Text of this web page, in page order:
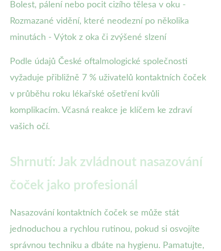
Bolest, pálení nebo pocit cizího tělesa v oku -
Rozmazané vidění, které neodezní po několika
minutách - Výtok z oka či zvýšené slzení
Podle údajů České oftalmologické společnosti
vyžaduje přibližně 7 % uživatelů kontaktních čoček
v průběhu roku lékařské ošetření kvůli
komplikacím. Včasná reakce je klíčem ke zdraví
vašich očí.
Shrnutí: Jak zvládnout nasazování
čoček jako profesionál
Nasazování kontaktních čoček se může stát
jednoduchou a rychlou rutinou, pokud si osvojíte
správnou techniku a dbáte na hygienu. Pamatujte,